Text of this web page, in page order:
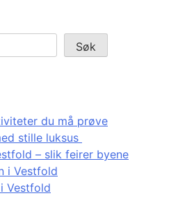
Søk
du må prøve
stille luksus
– slik feirer byene
i Vestfold
Vestfold